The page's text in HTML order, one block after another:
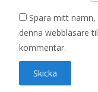
Spara mitt
denna webbläsare
kommentar.